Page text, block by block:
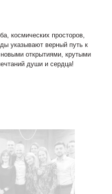
космических просторов,
указывают верный путь к
открытиями, крутыми
души и сердца!